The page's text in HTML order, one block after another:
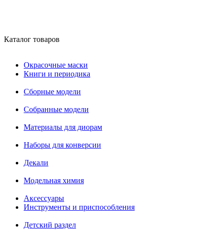
Каталог товаров
Окрасочные маски
Книги и периодика
Сборные модели
Собранные модели
Материалы для диорам
Наборы для конверсии
Декали
Модельная химия
Аксессуары
Инструменты и приспособления
Детский раздел